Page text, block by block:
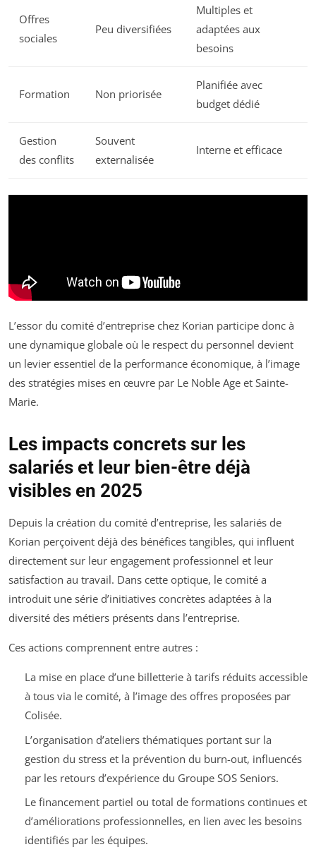
Offres
sociales
Peu diversifiées
Multiples et
adaptées aux
besoins
Formation Non priorisée
Planifiée avec
budget dédié
Gestion
des conflits
Souvent
externalisée
Interne et efficace
L’essor du comité d’entreprise chez Korian participe donc à
une dynamique globale où le respect du personnel devient
un levier essentiel de la performance économique, à l’image
des stratégies mises en œuvre par Le Noble Age et Sainte-
Marie.
Les impacts concrets sur les
salariés et leur bien-être déjà
visibles en 2025
Depuis la création du comité d’entreprise, les salariés de
Korian perçoivent déjà des bénéfices tangibles, qui influent
directement sur leur engagement professionnel et leur
satisfaction au travail. Dans cette optique, le comité a
introduit une série d’initiatives concrètes adaptées à la
diversité des métiers présents dans l’entreprise.
Ces actions comprennent entre autres :
La mise en place d’une billetterie à tarifs réduits accessible
à tous via le comité, à l’image des offres proposées par
Colisée.
L’organisation d’ateliers thématiques portant sur la
gestion du stress et la prévention du burn-out, influencés
par les retours d’expérience du Groupe SOS Seniors.
Le financement partiel ou total de formations continues et
d’améliorations professionnelles, en lien avec les besoins
identifiés par les équipes.